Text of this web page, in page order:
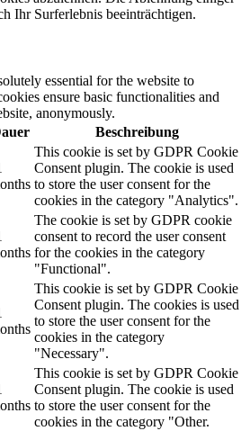
Ihr Surferlebnis beeinträchtigen.
essential for the website to
ensure basic functionalities and
anonymously.
Beschreibung
This cookie is set by GDPR Cookie
Consent plugin. The cookie is used
to store the user consent for the
cookies in the category "Analytics".
The cookie is set by GDPR cookie
consent to record the user consent
for the cookies in the category
"Functional".
This cookie is set by GDPR Cookie
Consent plugin. The cookies is used
to store the user consent for the
cookies in the category
"Necessary".
This cookie is set by GDPR Cookie
Consent plugin. The cookie is used
to store the user consent for the
cookies in the category "Other.